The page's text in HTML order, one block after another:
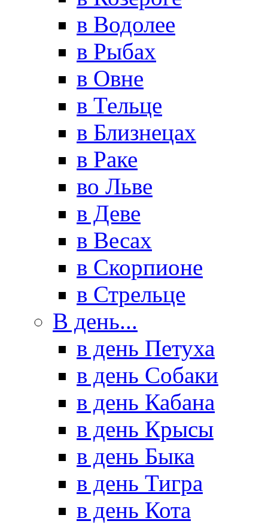
в Водолее
в Рыбах
в Овне
в Тельце
в Близнецах
в Раке
во Льве
в Деве
в Весах
в Скорпионе
в Стрельце
В день...
в день Петуха
в день Собаки
в день Кабана
в день Крысы
в день Быка
в день Тигра
в день Кота